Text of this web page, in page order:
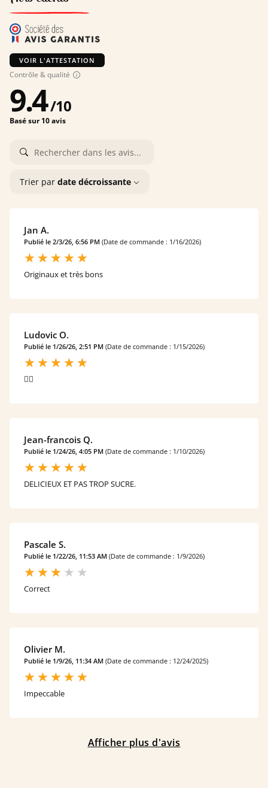
VOIR L'ATTESTATION
Contrôle & qualité
9.4/10
Basé sur 10 avis
Trier par date décroissante
Jan A.
Publié le 2/3/26, 6:56 PM (Date de commande : 1/16/2026)
Originaux et très bons
Ludovic O.
Publié le 1/26/26, 2:51 PM (Date de commande : 1/15/2026)
👍🏼
Jean-francois Q.
Publié le 1/24/26, 4:05 PM (Date de commande : 1/10/2026)
DELICIEUX ET PAS TROP SUCRE.
Pascale S.
Publié le 1/22/26, 11:53 AM (Date de commande : 1/9/2026)
Correct
Olivier M.
Publié le 1/9/26, 11:34 AM (Date de commande : 12/24/2025)
Impeccable
Afficher plus d'avis